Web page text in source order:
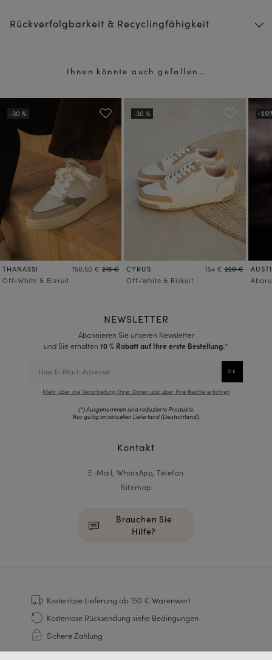
Rückverfolgbarkeit & Recyclingfähigkeit
Ihnen könnte auch gefallen…
THANASSI 150,50 € 215 €
Off-White & Biskuit
CYRUS 154 € 220 €
Off-White & Biskuit
NEWSLETTER
Abonnieren Sie unseren Newsletter
und Sie erhalten 10 % Rabatt auf Ihre erste Bestellung.*
Mehr über die Verarbeitung Ihrer Daten und über Ihre Rechte erfahren
(*) Ausgenommen sind reduzierte Produkte.
Nur gültig im aktuellen Lieferland (Deutschland).
Kontakt
E-Mail, WhatsApp, Telefon
Sitemap
Brauchen Sie
Hilfe?
Sneakers
Goodyear genäht
Derbys & Richelieu
Richelieu-Herrenschuhe
Mokassins
Kostenlose Lieferung ab 150 € Warenwert
Kostenlose Rücksendung siehe Bedingungen
Sichere Zahlung
wenn Sie den Newsletter abonnieren
Nur gültig im aktuellen Lieferland (Deutschland).
Mehr über die Verarbeitung Ihrer Daten und über Ihre Rechte erfahren